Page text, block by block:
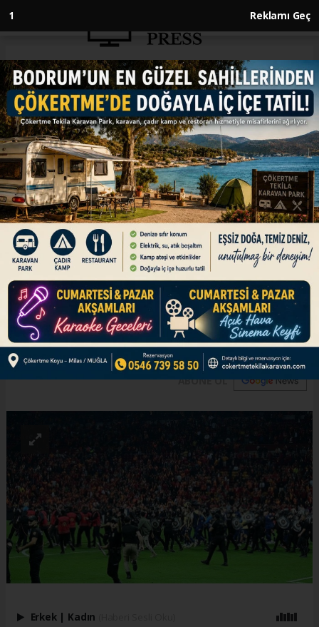
1 Reklamı Geç
Anasayfa SPOR
Fenerbahçe-Galatasaray maçı
sonrası bilirkişi raporu
hazırlandı
SPOR
09.07.2024 - 13:36, Güncelleme: 09.07.2024 - 13:36
İstanbul Cumhuriyet Başsavcılığınca Trendyol
Süper Lig'in 37. haftasındaki Galatasaray-
Fenerbahçe derbisinin ardından çıkan olaylara
ilişkin yürütülen soruşturma kapsamında
çekilen görüntülere ilişkin hazırlanan bilirkişi
raporu tamamlandı.
ABONE OL
Erkek | Kadın